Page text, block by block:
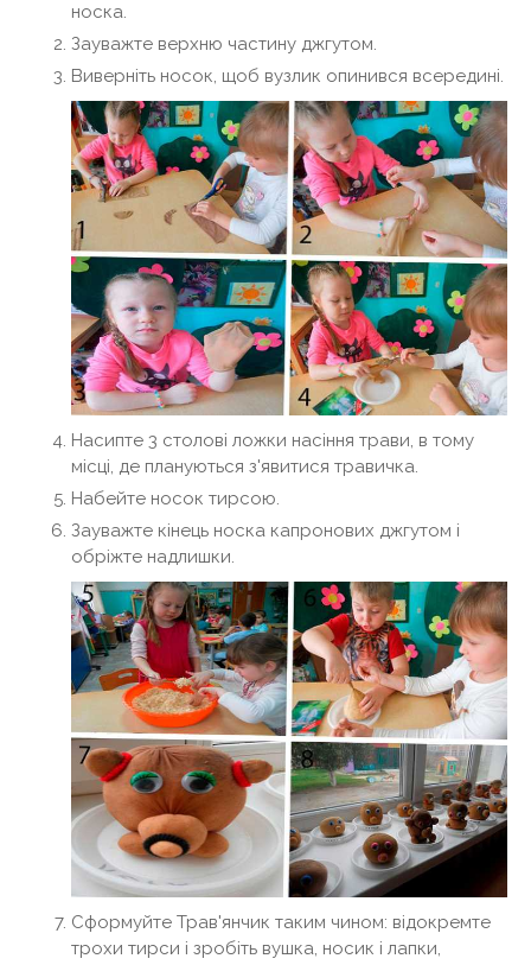
носка.
Зауважте верхню частину джгутом.
Виверніть носок, щоб вузлик опинився всередині.
Насипте 3 столові ложки насіння трави, в тому
місці, де плануються з'явитися травичка.
Набейте носок тирсою.
Зауважте кінець носка капронових джгутом і
обріжте надлишки.
Сформуйте Трав'янчик таким чином: відокремте
трохи тирси і зробіть вушка, носик і лапки,